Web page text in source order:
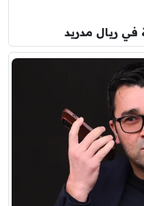
في ريال مدريد